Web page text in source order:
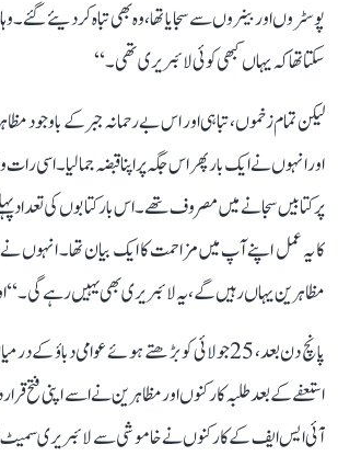
پوسٹروں اور بینروں سے سجایا تھا، وہ بھی تباہ کر دیئے گئے۔
سکتا تھا کہ یہاں کبھی کوئی لائبریری تھی۔‘‘
لیکن تمام زخموں، تباہی اور اس بے رحمانہ جبر کے باوجود
اور انہوں نے ایک بار پھر اس جگہ پر اپنا قبضہ جما لیا۔ اسی
پر کتابیں سجانے میں مصروف تھے۔ اس بار کتابوں کی تعداد
کا یہ عمل اپنے آپ میں مزاحمت کا ایک بیان تھا۔
مظاہرین یہاں رہیں گے، یہ لائبریری بھی یہیں رہے گی۔‘‘
پانچ دن بعد، 25 جولائی کو بڑھتے ہوئے عوامی
استعفے کے بعد طلبہ کارکنوں اور مظاہرین نے اسے اپنی فتح
آئی ایس ایف کے کارکنوں نے خاموشی سے لائبریری سمیٹ لی